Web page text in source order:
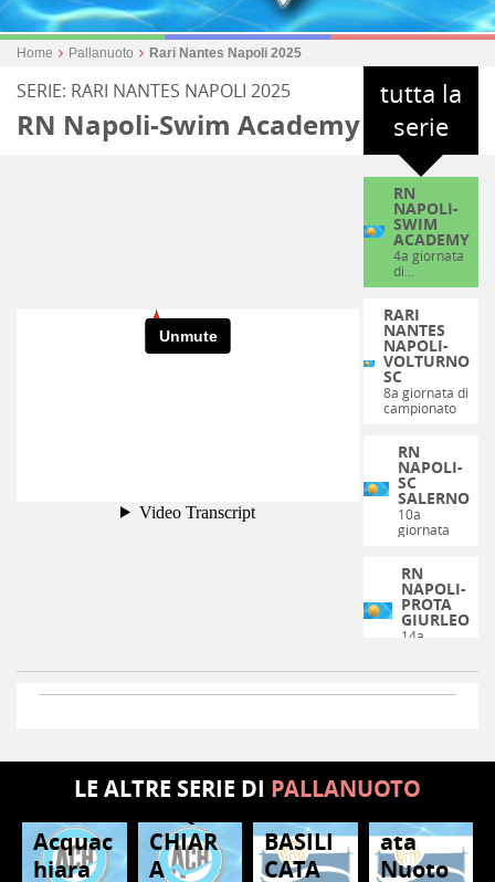
Home Pallanuoto Rari Nantes Napoli 2025
SERIE: RARI NANTES NAPOLI 2025
RN Napoli-Swim Academy
tutta la
serie
RN
NAPOLI-
SWIM
ACADEMY
4a giornata
di...
RARI
NANTES
NAPOLI-
VOLTURNO
SC
8a giornata di
campionato
RN
NAPOLI-
SC
SALERNO
10a
giornata
RN
NAPOLI-
PROTA
GIURLEO
14a
LE ALTRE SERIE DI PALLANUOTO
PALLANUOTO
Acquac
hiara
CHIAR
A
PALLANUOTO
BASILI
CATA
ata
Nuoto